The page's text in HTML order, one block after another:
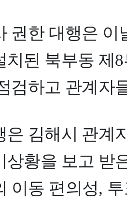
권한 대행은
치된 북부동 제8
검하고 관계자
은 김해시 관계
상황을 보고 받
이동 편의성,